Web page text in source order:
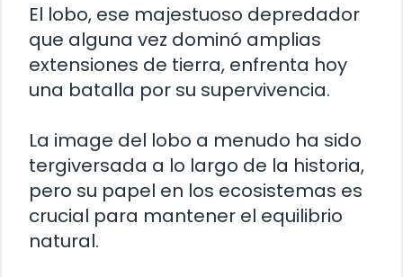
El lobo, ese majestuoso depredador
que alguna vez dominó amplias
extensiones de tierra, enfrenta hoy
una batalla por su supervivencia.
La image del lobo a menudo ha sido
tergiversada a lo largo de la historia,
pero su papel en los ecosistemas es
crucial para mantener el equilibrio
natural.